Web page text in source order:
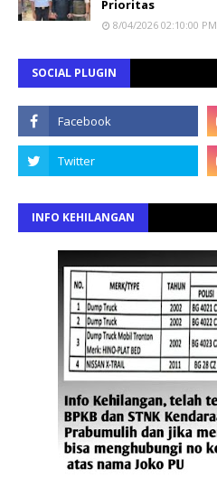
Prioritas
8/04/2026 02:10:00 PM
SOCIAL PLUGIN
INFO KEHILANGAN